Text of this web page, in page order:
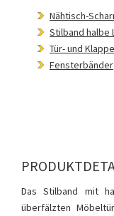
Nähtisch-
Stilband halbe
Tür- und
Fensterbänder
Das Stilband mit
überfälzten